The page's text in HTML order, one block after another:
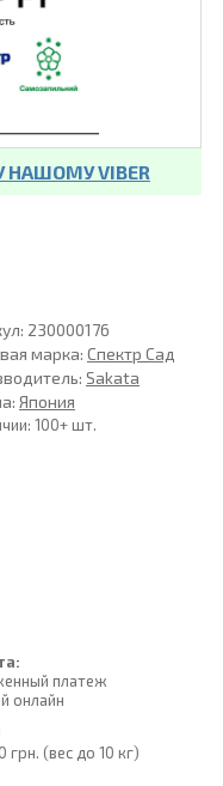
VIBER
230000176
марка: Спектр Сад
Sakata
Япония
100+ шт.
платеж
онлайн
грн. (вес до 10 кг)